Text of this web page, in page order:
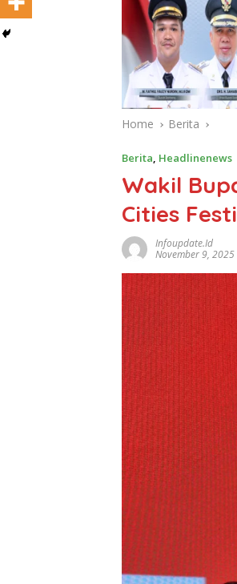
Home Berita
Berita, Headlinenews
Wakil
Cities
Infoupdate.id
November 9, 2025